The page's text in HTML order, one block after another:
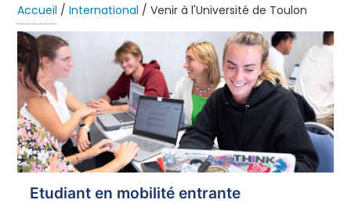
Accueil /International /Venir à l'Université de Toulon
Etudiant en mobilité entrante